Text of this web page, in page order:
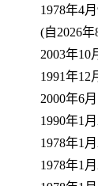
1978年4月
(自2026
2003年10
1991年12
2000年6月
1990年1月
1978年1月
1978年1月